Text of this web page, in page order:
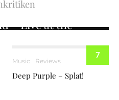
– Live at the
1966
7
Music Reviews
Deep Purple – Splat!